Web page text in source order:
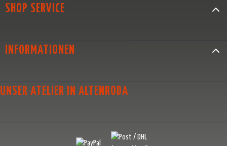
SHOP SERVICE
INFORMATIONEN
UNSER ATELIER IN ALTENRODA